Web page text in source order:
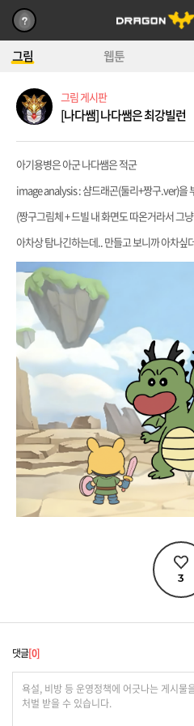
그림 웹툰
그림 게시판
[나다쌤] 나다쌤은 최강빌런
아기용병은 아군 나다쌤은 적군
image analysis : 샴드래곤(둘리+짱구.ver)을
(짱구그림체 + 드빌 내 화면도 따온거라서 그
아차상 탐나긴하는데.. 만들고 보니까 아차싶
3
댓글 0